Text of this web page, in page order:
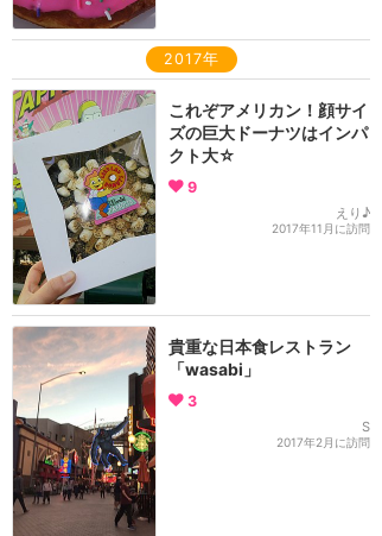
2017年
これぞアメリカン！顔サイ
ズの巨大ドーナツはインパ
クト大☆
9
えり♪
2017年11月に訪問
貴重な日本食レストラン
「wasabi」
3
S
2017年2月に訪問